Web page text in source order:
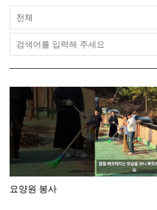
전체
요양원 봉사